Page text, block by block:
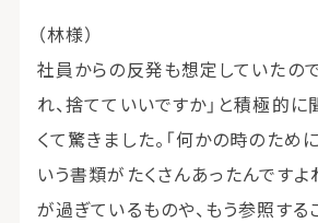
（林様）
社員からの反発も想定していたので
れ、捨てていいですか」と積極的に
くて驚きました。「何かの時のため
いう書類がたくさんあったんです
が過ぎているものや、もう参照する